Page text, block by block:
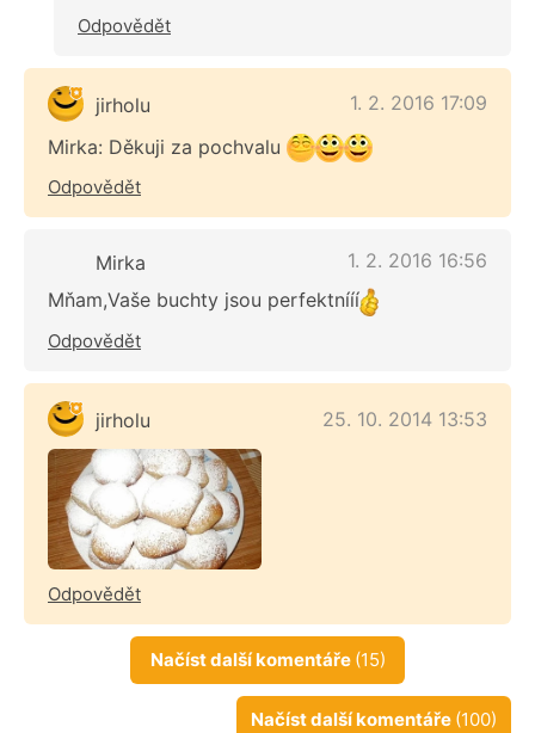
Odpovědět
jirholu
1. 2. 2016 17:09
Mirka: Děkuji za pochvalu
Odpovědět
Mirka
1. 2. 2016 16:56
Mňam,Vaše buchty jsou perfektnííí
Odpovědět
jirholu 25. 10. 2014 13:53
Odpovědět
Načíst další komentáře (15)
Načíst další komentáře (100)